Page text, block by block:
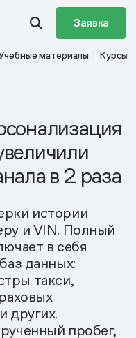
Заявка
материалы Курсы
в 2 раза
истории
и VIN. Полный
в себя
данных:
такси,
других.
пробег,